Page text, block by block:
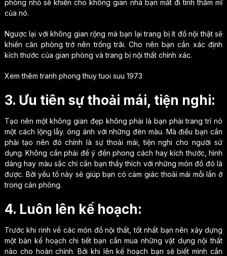
phòng nhỏ sẽ khiến cho không gian nhà bạn mất đi tính thẩm mĩ
của nó.
Ngược lại với không gian rộng mà bạn lại trang bị ít đồ nội thật sẽ
khiến căn phòng trở nên trống trãi. Cho nên bạn cần xác định
kích thước của gian phòng và trang bị nội thất chính xác.
Xem thêm tranh phong thuy tuoi suu 1973
3. Ưu tiên sự thoải mái, tiện nghi:
Tạo nên một không gian đẹp không phải là bạn phải trang trí nó
một cách lộng lẫy. óng ánh với những đèn màu. Mà điều bạn cần
phải tạo nên đó chính là sự thoải mái, tiện nghi cho người sử
dụng. Không cần phải để ý đến phong cách hay kích thước, hình
dáng hay màu sắc chỉ cần bạn thấy thích với những món đồ đó là
được. Bởi yếu tố này sẽ giúp bạn có cảm giác thoải mái mỗi lần ở
trong căn phòng.
4. Luôn lên kế hoạch:
Trước khi rinh về các món đồ nội thất, tốt nhất bạn nên xây dựng
một bản kế hoạch chi tiết bạn cần mua những vật dụng nội thất
nào cho hoàn chỉnh. Bởi khi lên kế hoạch bạn sẽ biết mình cần